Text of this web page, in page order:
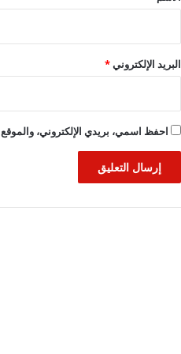
البريد الإلكتروني*
احفظ اسمي، بريدي الإلكتروني،